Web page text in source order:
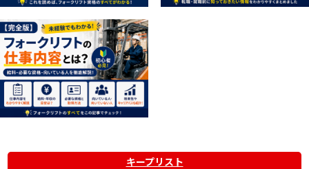
キープリスト